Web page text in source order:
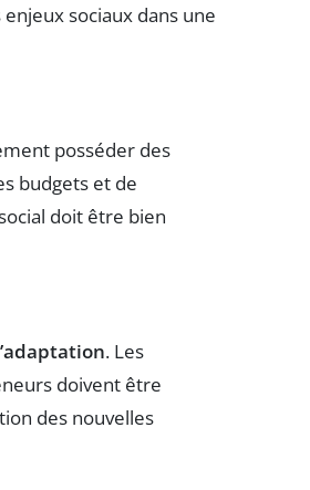
sociaux dans une
posséder des
budgets et de
doit être bien
. Les
doivent être
des nouvelles